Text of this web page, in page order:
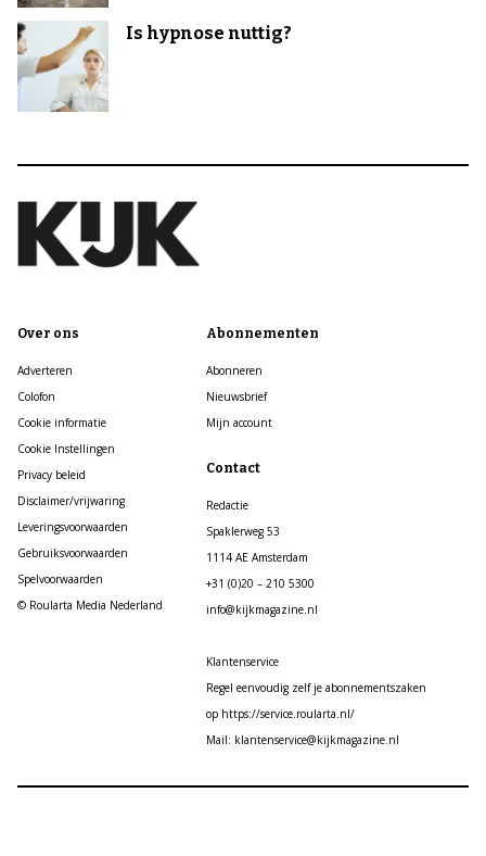
Is hypnose nuttig?
Over ons
Adverteren
Colofon
Cookie informatie
Cookie Instellingen
Privacy beleid
Disclaimer/vrijwaring
Leveringsvoorwaarden
Gebruiksvoorwaarden
Spelvoorwaarden
© Roularta Media Nederland
Abonnementen
Abonneren
Nieuwsbrief
Mijn account
Contact
Redactie
Spaklerweg 53
1114 AE Amsterdam
+31 (0)20 – 210 5300
info@kijkmagazine.nl
Klantenservice
Regel eenvoudig zelf je abonnementszaken
op https://service.roularta.nl/
Mail: klantenservice@kijkmagazine.nl